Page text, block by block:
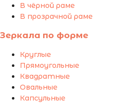
В чёрной раме
В прозрачной раме
Зеркала по форме
Круглые
Прямоугольные
Квадратные
Овальные
Капсульные